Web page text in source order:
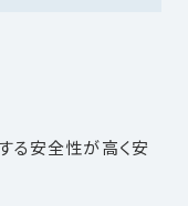
る安全性が高く安